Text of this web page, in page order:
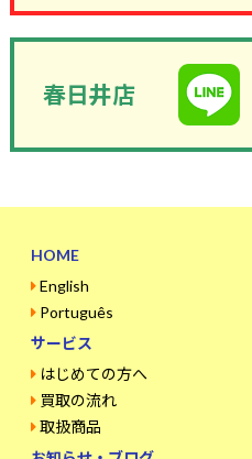
春日井店
HOME
English
Português
サービス
はじめての方へ
買取の流れ
取扱商品